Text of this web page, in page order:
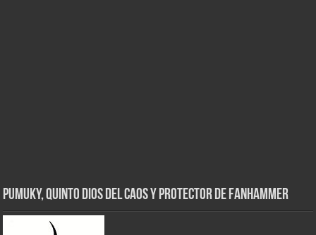
Pumuky, Quinto Dios del Caos y Protector de FanHammer